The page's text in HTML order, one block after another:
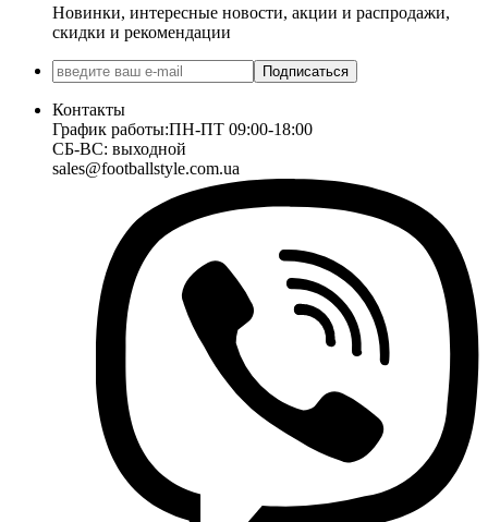
Новинки, интересные новости, акции и распродажи,
скидки и рекомендации
Подписаться
Контакты
График работы:ПН-ПТ 09:00-18:00
СБ-ВС: выходной
sales@footballstyle.com.ua